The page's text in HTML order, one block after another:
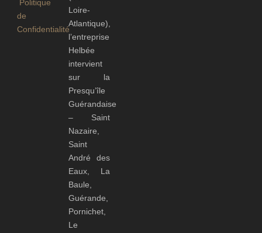
Politique
de
Confidentialité
Loire-
Atlantique),
l’entreprise
Helbée
intervient
sur la
Presqu’île
Guérandaise
– Saint
Nazaire,
Saint
André des
Eaux, La
Baule,
Guérande,
Pornichet,
Le